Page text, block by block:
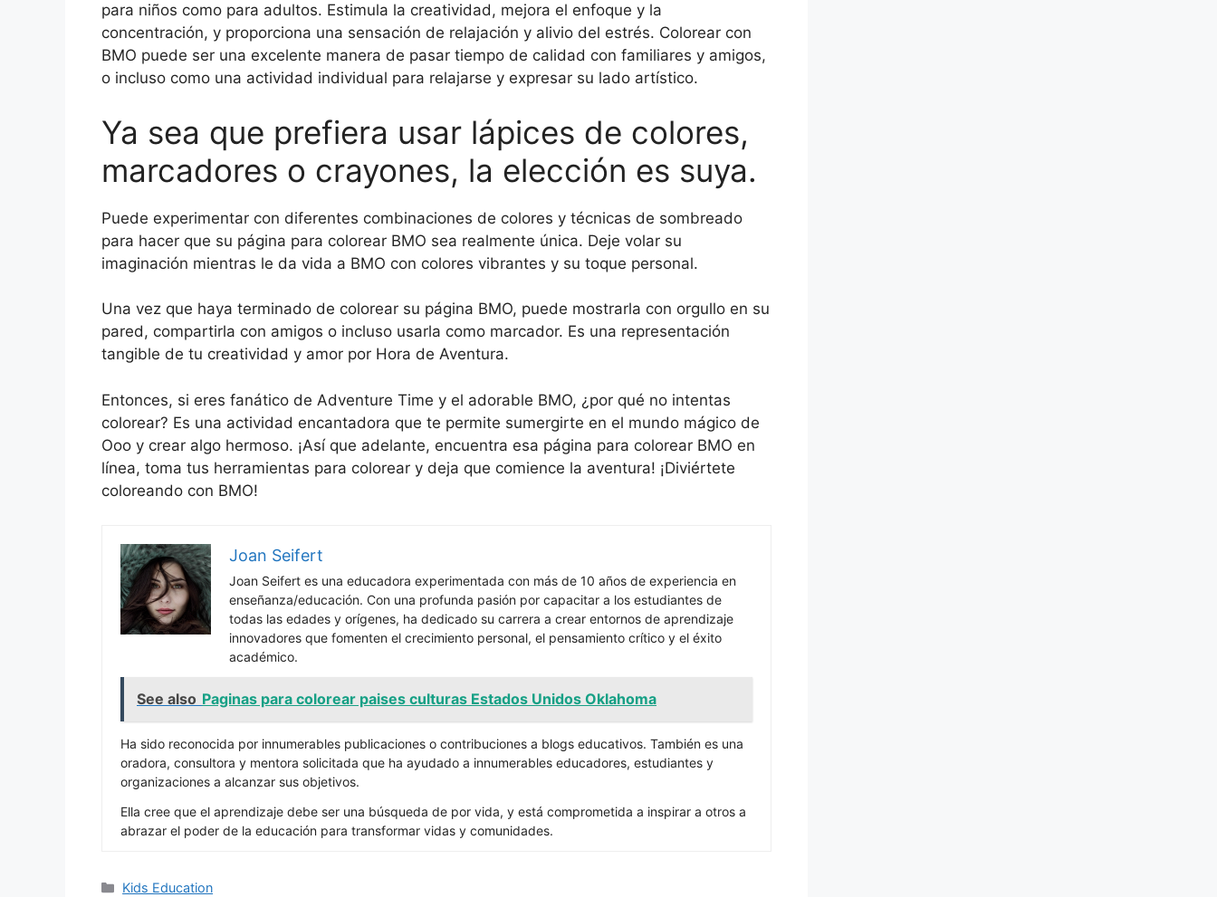
para niños como para adultos. Estimula la creatividad, mejora el enfoque y la
concentración, y proporciona una sensación de relajación y alivio del estrés. Colorear con
BMO puede ser una excelente manera de pasar tiempo de calidad con familiares y amigos,
o incluso como una actividad individual para relajarse y expresar su lado artístico.
Ya sea que prefiera usar lápices de colores,
marcadores o crayones, la elección es suya.
Puede experimentar con diferentes combinaciones de colores y técnicas de sombreado
para hacer que su página para colorear BMO sea realmente única. Deje volar su
imaginación mientras le da vida a BMO con colores vibrantes y su toque personal.
Una vez que haya terminado de colorear su página BMO, puede mostrarla con orgullo en su
pared, compartirla con amigos o incluso usarla como marcador. Es una representación
tangible de tu creatividad y amor por Hora de Aventura.
Entonces, si eres fanático de Adventure Time y el adorable BMO, ¿por qué no intentas
colorear? Es una actividad encantadora que te permite sumergirte en el mundo mágico de
Ooo y crear algo hermoso. ¡Así que adelante, encuentra esa página para colorear BMO en
línea, toma tus herramientas para colorear y deja que comience la aventura! ¡Diviértete
coloreando con BMO!
Joan Seifert
Joan Seifert es una educadora experimentada con más de 10 años de experiencia en
enseñanza/educación. Con una profunda pasión por capacitar a los estudiantes de
todas las edades y orígenes, ha dedicado su carrera a crear entornos de aprendizaje
innovadores que fomenten el crecimiento personal, el pensamiento crítico y el éxito
académico.
See also Paginas para colorear paises culturas Estados Unidos Oklahoma
Ha sido reconocida por innumerables publicaciones o contribuciones a blogs educativos. También es una
oradora, consultora y mentora solicitada que ha ayudado a innumerables educadores, estudiantes y
organizaciones a alcanzar sus objetivos.
Ella cree que el aprendizaje debe ser una búsqueda de por vida, y está comprometida a inspirar a otros a
abrazar el poder de la educación para transformar vidas y comunidades.
Categories
Kids Education